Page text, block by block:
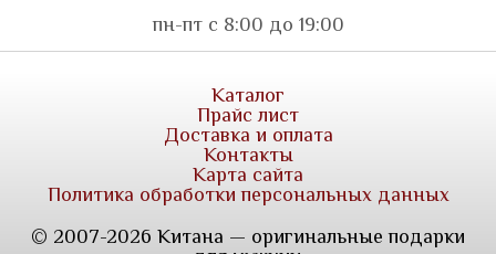
пн-пт с 8:00 до 19:00
Каталог
Прайс лист
Доставка и оплата
Контакты
Карта сайта
Политика обработки персональных данных
© 2007-2026 Китана — оригинальные подарки